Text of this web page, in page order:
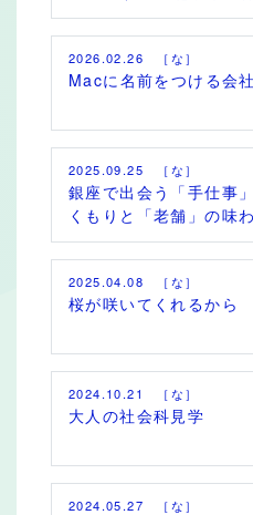
2026.02.26 ［な］
Macに名前をつける会
2025.09.25 ［な］
銀座で出会う「手仕事
くもりと「老舗」の味
2025.04.08 ［な］
桜が咲いてくれるから
2024.10.21 ［な］
大人の社会科見学
2024.05.27 ［な］